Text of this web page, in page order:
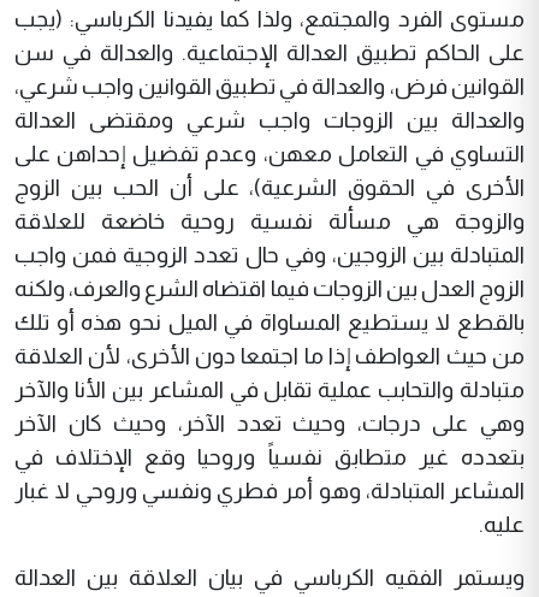
مستوى الفرد والمجتمع، ولذا كما يفيدنا الكرباسي: (يجب
على الحاكم تطبيق العدالة الإجتماعية. والعدالة في سن
القوانين فرض، والعدالة في تطبيق القوانين واجب شرعي،
والعدالة بين الزوجات واجب شرعي ومقتضى العدالة
التساوي في التعامل معهن، وعدم تفضيل إحداهن على
الأخرى في الحقوق الشرعية)، على أن الحب بين الزوج
والزوجة هي مسألة نفسية روحية خاضعة للعلاقة
المتبادلة بين الزوجين، وفي حال تعدد الزوجية فمن واجب
الزوج العدل بين الزوجات فيما اقتضاه الشرع والعرف، ولكنه
بالقطع لا يستطيع المساواة في الميل نحو هذه أو تلك
من حيث العواطف إذا ما اجتمعا دون الأخرى، لأن العلاقة
متبادلة والتحابب عملية تقابل في المشاعر بين الأنا والآخر
وهي على درجات، وحيث تعدد الآخر، وحيث كان الآخر
بتعدده غير متطابق نفسياً وروحيا وقع الإختلاف في
المشاعر المتبادلة، وهو أمر فطري ونفسي وروحي لا غبار
عليه.
ويستمر الفقيه الكرباسي في بيان العلاقة بين العدالة